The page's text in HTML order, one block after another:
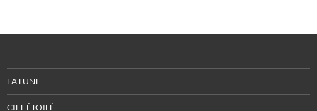
LA LUNE
CIEL ÉTOILÉ